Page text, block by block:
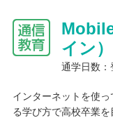
イン）
通学日数：
インターネットを使
る学び方で高校卒業